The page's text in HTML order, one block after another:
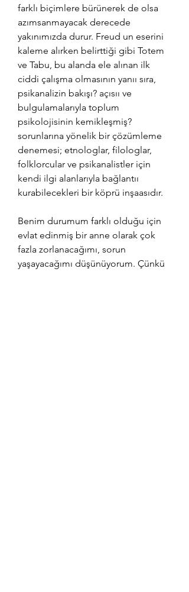
farklı biçimlere bürünerek de olsa
azımsanmayacak derecede
yakınımızda durur. Freud un eserini
kaleme alırken belirttiği gibi Totem
ve Tabu, bu alanda ele alınan ilk
ciddi çalışma olmasının yanıı sıra,
psikanalizin bakışı? açısıı ve
bulgulamalarıyla toplum
psikolojisinin kemikleşmiş?
sorunlarına yönelik bir çözümleme
denemesi; etnologlar, filologlar,
folklorcular ve psikanalistler için
kendi ilgi alanlarıyla bağlantıı
kurabilecekleri bir köprü inşaasıdır.
Benim durumum farklı olduğu için
evlat edinmiş bir anne olarak çok
fazla zorlanacağımı, sorun
yaşayacağımı düşünüyorum. Çünkü